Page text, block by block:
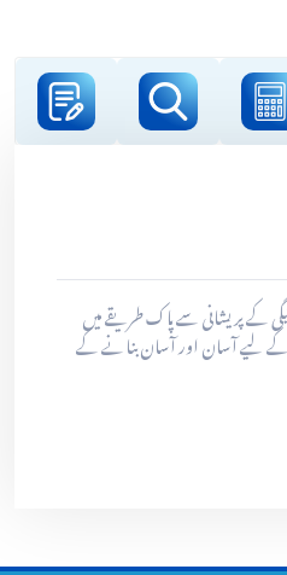
کے پریشانی سے پاک طریقے میں
لیے آسان اور آسان بنانے کے